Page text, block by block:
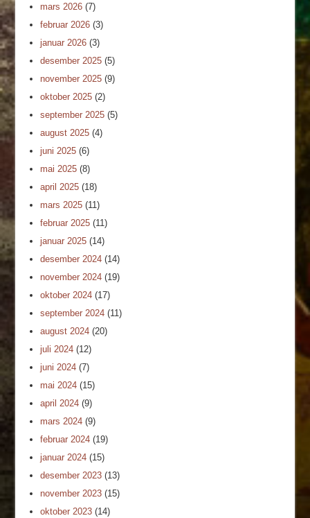
mars 2026 (7)
februar 2026 (3)
januar 2026 (3)
desember 2025 (5)
november 2025 (9)
oktober 2025 (2)
september 2025 (5)
august 2025 (4)
juni 2025 (6)
mai 2025 (8)
april 2025 (18)
mars 2025 (11)
februar 2025 (11)
januar 2025 (14)
desember 2024 (14)
november 2024 (19)
oktober 2024 (17)
september 2024 (11)
august 2024 (20)
juli 2024 (12)
juni 2024 (7)
mai 2024 (15)
april 2024 (9)
mars 2024 (9)
februar 2024 (19)
januar 2024 (15)
desember 2023 (13)
november 2023 (15)
oktober 2023 (14)